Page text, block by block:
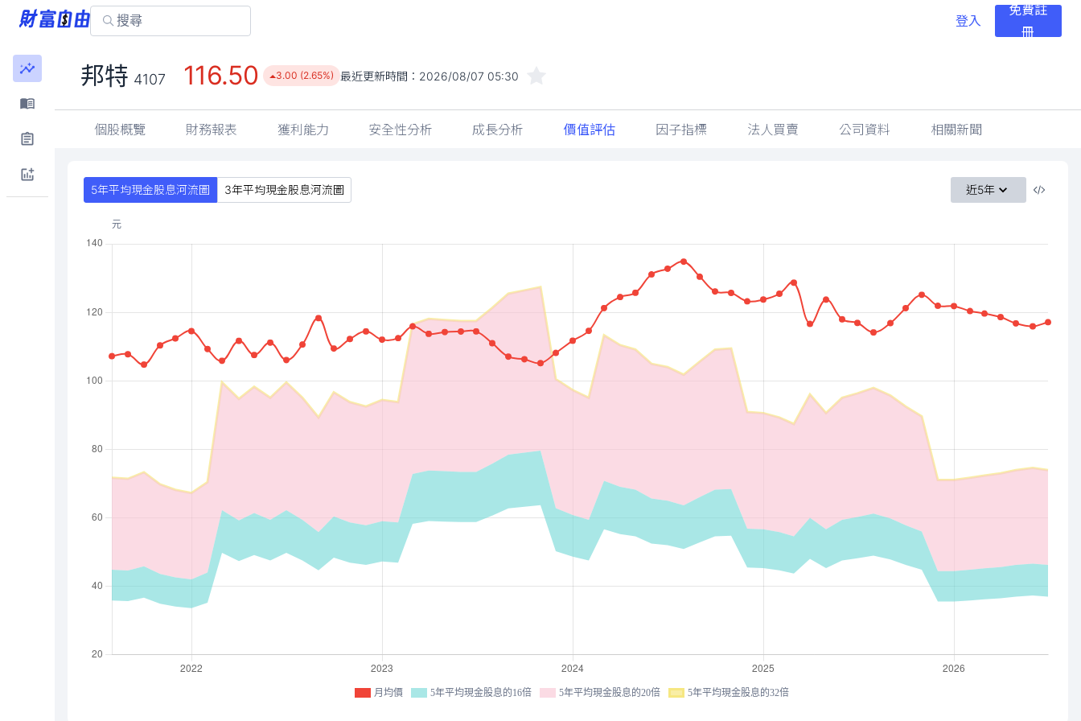
登入
免費註
冊
邦特 4107 116.50 3.00 (2.65%) 最近更新時間： 2026/08/07 05:30
個股概覽 財務報表 獲利能力 安全性分析 成長分析 價值評估 因子指標 法人買賣 公司資料 相關新聞
5年平均現金股息河流圖 3年平均現金股息河流圖 近5年
月均價 5年平均現金股息的16倍 5年平均現金股息的20倍 5年平均現金股息的32倍